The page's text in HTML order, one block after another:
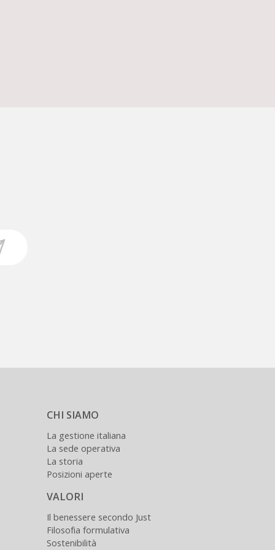
CHI SIAMO
La gestione italiana
La sede operativa
La storia
Posizioni aperte
VALORI
Il benessere secondo Just
Filosofia formulativa
Sostenibilità